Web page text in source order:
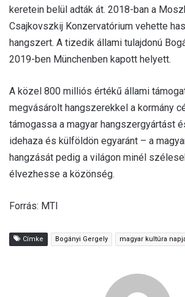
keretein belül adták át. 2018-ban a
Csajkovszkij Konzervatórium vehette
hangszert. A tizedik állami tulajdonú
2019-ben Münchenben kapott helyett.
A közel 800 milliós értékű állami
megvásárolt hangszerekkel a kormány
támogassa a magyar hangszergyártást
idehaza és külföldön egyaránt – a
hangzását pedig a világon minél
élvezhesse a közönség.
Forrás: MTI
Címke Bogányi Gergely magyar kultúra